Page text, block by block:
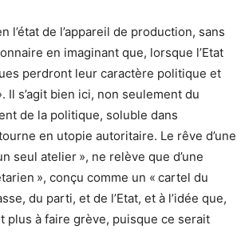
l’état de l’appareil de production, sans
en imaginant que, lorsque l’Etat
perdront leur caractère politique et
s’agit bien ici, non seulement du
de la politique, soluble dans
en utopie autoritaire. Le rêve d’une
seul atelier », ne relève que d’une
», conçu comme un « cartel du
du parti, et de l’Etat, et à l’idée que,
plus à faire grève, puisque ce serait